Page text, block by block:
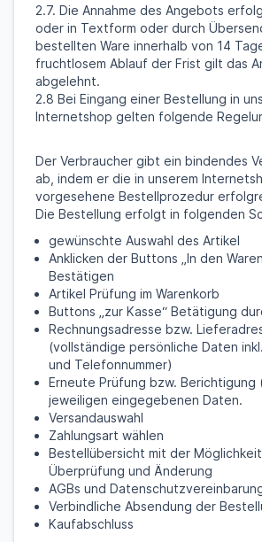
2.7. Die Annahme des Angebots
oder in Textform oder durch
bestellten Ware innerhalb von 14
fruchtlosem Ablauf der Frist gilt das
abgelehnt.
2.8 Bei Eingang einer Bestellung in
Internetshop gelten folgende
Der Verbraucher gibt ein bindendes
ab, indem er die in unserem
vorgesehene Bestellprozedur
Die Bestellung erfolgt in folgenden
gewünschte Auswahl des Artikel
Anklicken der Buttons „In den
Bestätigen
Artikel Prüfung im Warenkorb
Buttons „zur Kasse“ Betätigung
Rechnungsadresse bzw.
(vollständige persönliche Daten
und Telefonnummer)
Erneute Prüfung bzw. Berichtigung
jeweiligen eingegebenen Daten.
Versandauswahl
Zahlungsart wählen
Bestellübersicht mit der
Überprüfung und Änderung
AGBs und
Verbindliche Absendung der
Kaufabschluss